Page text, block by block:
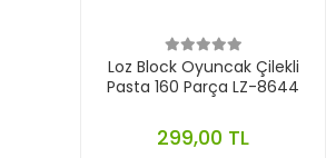
Loz Block Oyuncak Çilekli
Pasta 160 Parça LZ-8644
299,00 TL